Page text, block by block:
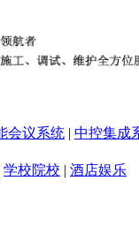
会议系统 | 中控集成
学校院校 | 酒店娱乐